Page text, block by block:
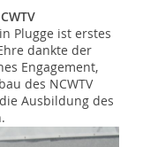
Plugge ist erstes
dankte der
Engagement,
des NCWTV
Ausbildung des